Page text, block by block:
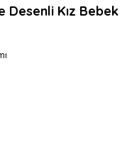
Desenli Kız Bebek